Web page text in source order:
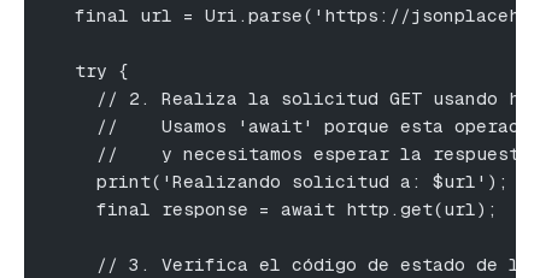
final url = Uri.parse('https://
  try {
// 2. Realiza la solicitud GET usando
//    Usamos 'await' porque esta
//    y necesitamos esperar la respuesta
    print('Realizando solicitud a: $url');
    final response = await http.get(url);
// 3. Verifica el código de estado de la